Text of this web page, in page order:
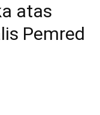
atas
Pemred